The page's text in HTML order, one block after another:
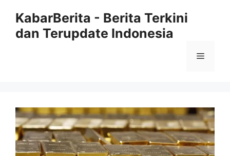
KabarBerita - Berita Terkini
dan Terupdate Indonesia
Menu